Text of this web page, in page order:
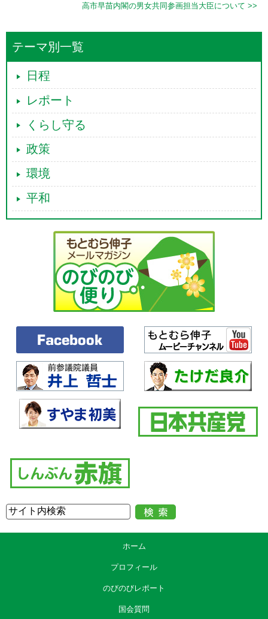
高市早苗内閣の男女共同参画担当大臣について >>
テーマ別一覧
日程
レポート
くらし守る
政策
環境
平和
ホーム
プロフィール
のびのびレポート
国会質問